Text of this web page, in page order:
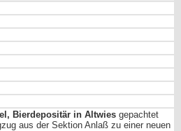
Bierdepositär in Altwies gepachtet
aus der Sektion Anlaß zu einer neuen